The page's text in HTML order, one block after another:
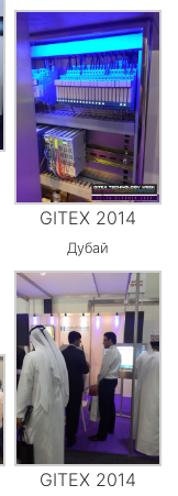
GITEX 2014
Дубай
GITEX 2014